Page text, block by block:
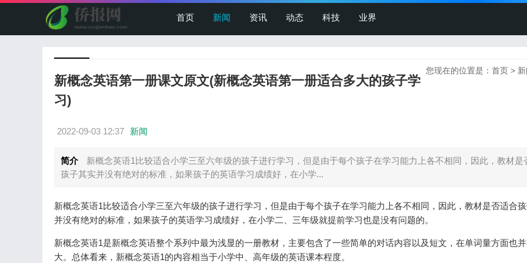
首页 新闻 资讯 动态 科技 业界
您现在的位置是： 首页 >
新概念英语第一册课文原文(新概念英语第一册适合多大的孩子学
习)
2022-09-03 12:37 新闻
简介
新概念英语1比较适合小学三至六年级的孩子进行学习，但是由于每个孩子在学习能力上各不相同，因此，教材是
孩子其实并没有绝对的标准，如果孩子的英语学习成绩好，在小学...
新概念英语1比较适合小学三至六年级的孩子进行学习，但是由于每个孩子在学习能力上各不相同，因此，教材是否适合
并没有绝对的标准，如果孩子的英语学习成绩好，在小学二、三年级就提前学习也是没有问题的。
新概念英语1是新概念英语整个系列中最为浅显的一册教材，主要包含了一些简单的对话内容以及短文，在单词量方面也
大。总体看来，新概念英语1的内容相当于小学中、高年级的英语课本程度。